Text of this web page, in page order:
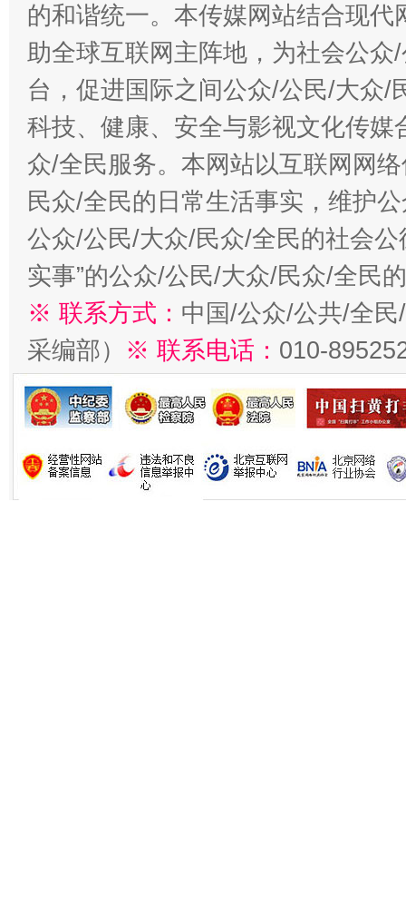
的和谐统一。本传媒网站结合现
助全球互联网主阵地，为社会公
台，促进国际之间公众/公民/大众/
科技、健康、安全与影视文化传
众/全民服务。本网站以互联网网
民众/全民的日常生活事实，维护
公众/公民/大众/民众/全民的社会公
实事”的公众/公民/大众/民众/全民
※ 联系方式： 中国/公众/公共/全
采编部） ※ 联系电话： 010-